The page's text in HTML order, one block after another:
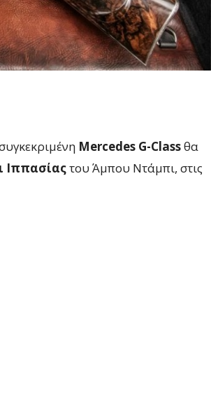
Mercedes G-Classθα
Ιππασίαςτου Άμπου Ντάμπι, στις